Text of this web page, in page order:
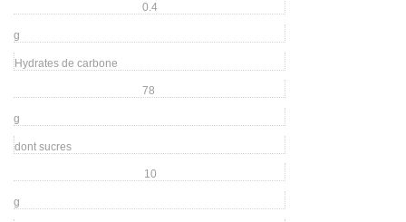
0.4
g
Hydrates de carbone
78
g
dont sucres
10
g